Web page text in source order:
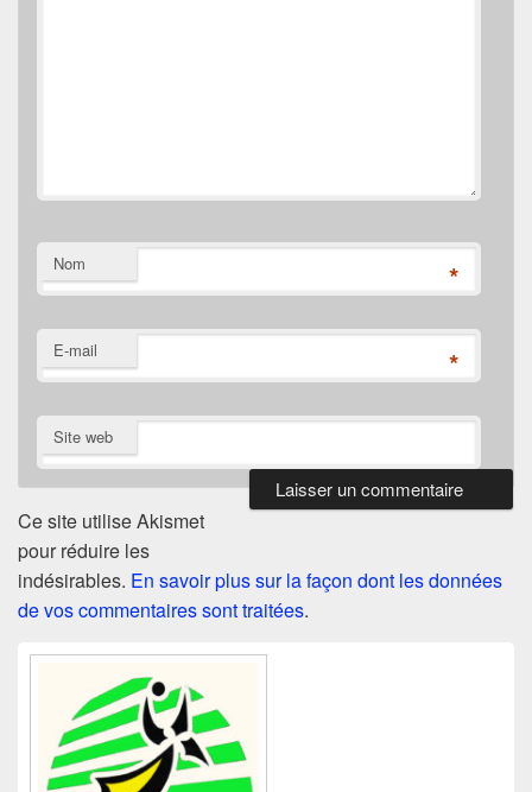
Nom *
E-mail *
Site web
Ce site utilise Akismet
pour réduire les
indésirables. En savoir plus sur la façon dont les données
de vos commentaires sont traitées.
Zone
barre